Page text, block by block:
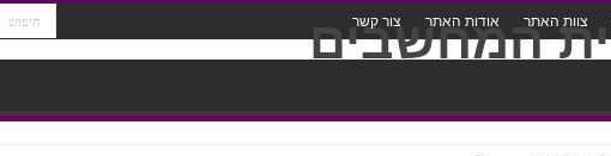
צוות האתר אודות האתר צור קשר